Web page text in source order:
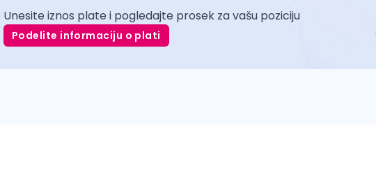
Unesite iznos plate i pogledajte prosek za vašu poziciju
Podelite informaciju o plati